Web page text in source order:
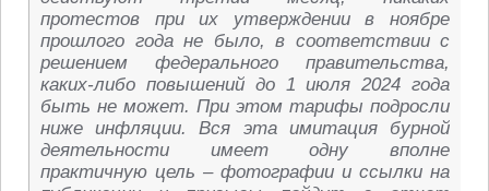
протестов при их утверждении в ноябре
прошлого года не было, в соответствии с
решением федерального правительства,
каких-либо повышений до 1 июля 2024 года
быть не может. При этом тарифы подросли
ниже инфляции. Вся эта имитация бурной
деятельности имеет одну вполне
практичную цель – фотографии и ссылки на